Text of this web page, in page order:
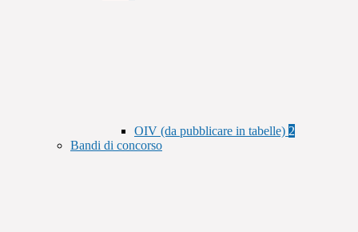
OIV (da pubblicare in tabelle) 2
Bandi di concorso